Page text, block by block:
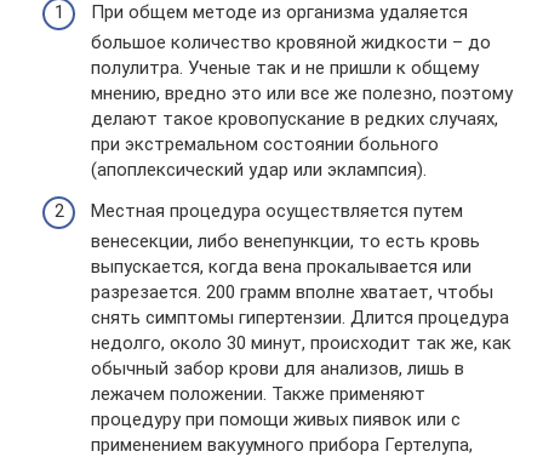
При общем методе из организма удаляется
большое количество кровяной жидкости – до
полулитра. Ученые так и не пришли к общему
мнению, вредно это или все же полезно, поэтому
делают такое кровопускание в редких случаях,
при экстремальном состоянии больного
(апоплексический удар или эклампсия).
Местная процедура осуществляется путем
венесекции, либо венепункции, то есть кровь
выпускается, когда вена прокалывается или
разрезается. 200 грамм вполне хватает, чтобы
снять симптомы гипертензии. Длится процедура
недолго, около 30 минут, происходит так же, как
обычный забор крови для анализов, лишь в
лежачем положении. Также применяют
процедуру при помощи живых пиявок или с
применением вакуумного прибора Гертелупа,